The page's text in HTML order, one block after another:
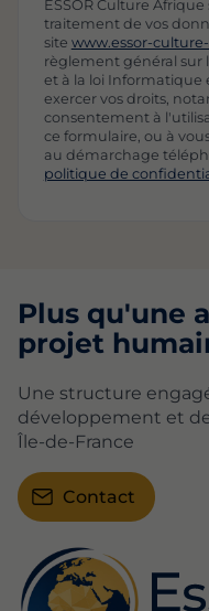
ESSOR Culture
traitement de vos
site www.essor-
règlement général sur
et à la loi Informatique
exercer vos droits,
consentement à
ce formulaire, ou à
au démarchage
politique de
Plus qu'une
projet
Une structure
développement et
Île-de-France
Contact